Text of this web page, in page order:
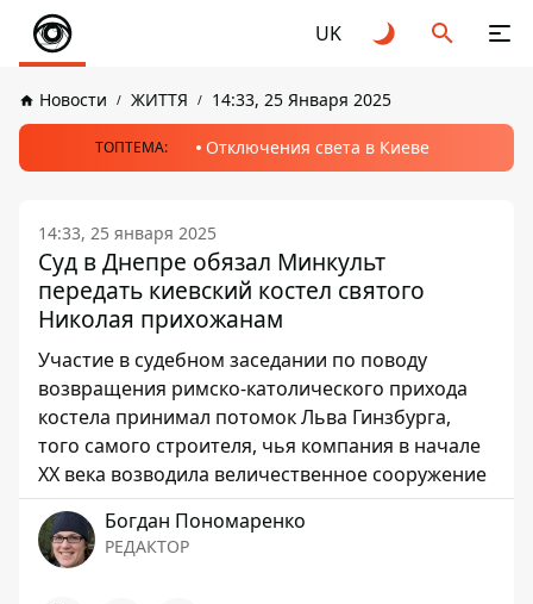
UK
Новости ЖИТТЯ 14:33, 25 Января 2025
ТОПТЕМА: Отключения света в Киеве
14:33, 25 января 2025
Суд в Днепре обязал Минкульт
передать киевский костел святого
Николая прихожанам
Участие в судебном заседании по поводу
возвращения римско-католического прихода
костела принимал потомок Льва Гинзбурга,
того самого строителя, чья компания в начале
ХХ века возводила величественное сооружение
Богдан Пономаренко
РЕДАКТОР